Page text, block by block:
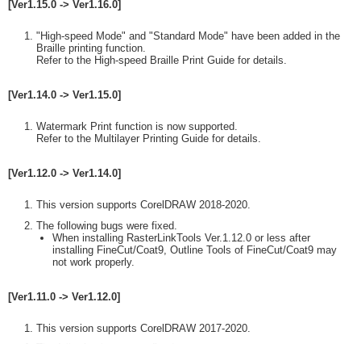
[Ver1.15.0 -> Ver1.16.0]
"High-speed Mode" and "Standard Mode" have been added in the
Braille printing function.
Refer to the High-speed Braille Print Guide for details.
[Ver1.14.0 -> Ver1.15.0]
Watermark Print function is now supported.
Refer to the Multilayer Printing Guide for details.
[Ver1.12.0 -> Ver1.14.0]
This version supports CorelDRAW 2018-2020.
The following bugs were fixed.
When installing RasterLinkTools Ver.1.12.0 or less after
installing FineCut/Coat9, Outline Tools of FineCut/Coat9 may
not work properly.
[Ver1.11.0 -> Ver1.12.0]
This version supports CorelDRAW 2017-2020.